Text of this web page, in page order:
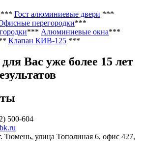
*** Гост алюминиевые двери ***
перегородки***
*** Алюминиевые окна***
Клапан КИВ-125 ***
для Вас уже более 15 лет
500-604
Тюмень, улица Тополиная 6, офис 427,